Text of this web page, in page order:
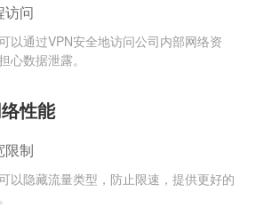
访问
以通过VPN安全地访问公司内部网络资
心数据泄露。
性能
限制
以隐藏流量类型，防止限速，提供更好的